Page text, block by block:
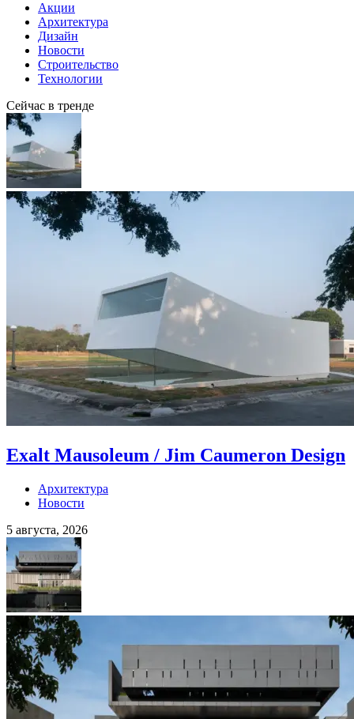
Акции
Архитектура
Дизайн
Новости
Строительство
Технологии
Сейчас в тренде
Exalt Mausoleum / Jim Caumeron Design
Архитектура
Новости
5 августа, 2026